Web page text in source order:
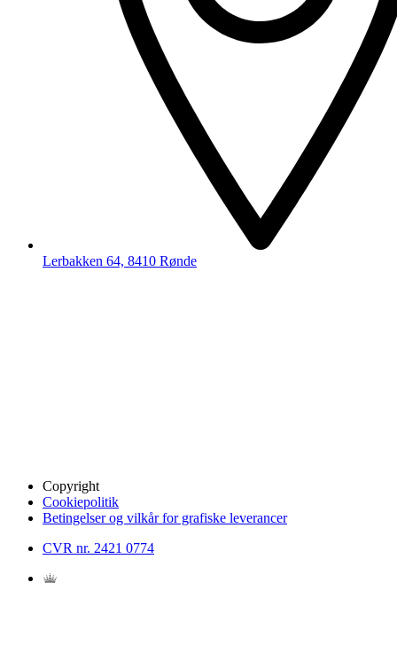
Lerbakken 64, 8410 Rønde
Copyright
Cookiepolitik
Betingelser og vilkår for grafiske leverancer
CVR nr. 2421 0774